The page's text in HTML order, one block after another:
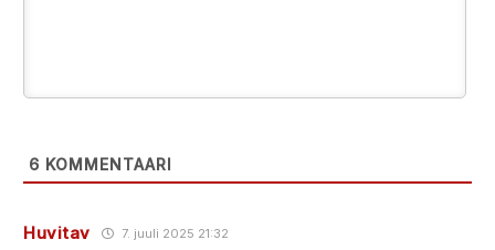
6 KOMMENTAARI
Huvitav 7. juuli 2025 21:32